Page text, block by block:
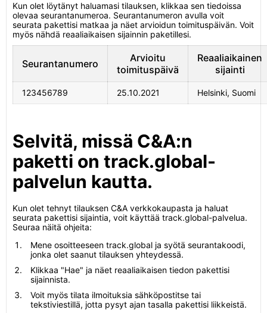
Kun olet löytänyt haluamasi tilauksen, klikkaa sen tiedoissa
olevaa seurantanumeroa. Seurantanumeron avulla voit
seurata pakettisi matkaa ja näet arvioidun toimituspäivän. Voit
myös nähdä reaaliaikaisen sijainnin paketillesi.
Seurantanumero
Arvioitu
toimituspäivä
Reaaliaikainen
sijainti
123456789 25.10.2021 Helsinki, Suomi
Selvitä, missä C&A:n
paketti on track.global-
palvelun kautta.
Kun olet tehnyt tilauksen C&A verkkokaupasta ja haluat
seurata pakettisi sijaintia, voit käyttää track.global-palvelua.
Seuraa näitä ohjeita:
Mene osoitteeseen track.global ja syötä seurantakoodi,
jonka olet saanut tilauksen yhteydessä.
Klikkaa "Hae" ja näet reaaliaikaisen tiedon pakettisi
sijainnista.
Voit myös tilata ilmoituksia sähköpostitse tai
tekstiviestillä, jotta pysyt ajan tasalla pakettisi liikkeistä.